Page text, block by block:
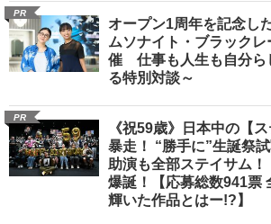
PR
オープン1周年を記念し
ムソナイト・ブラックレ
催 仕事も人生も自分ら
る特別対談～
PR
《祝59歳》日本中の【
暴走！ “勝手に”生誕祭
助演も全部ステイサム！
爆誕！【応募総数941票
輝いた作品とはー!?】